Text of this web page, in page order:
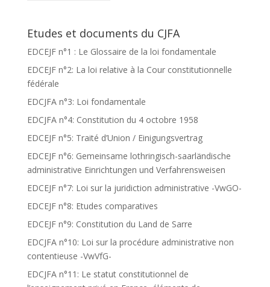
Etudes et documents du CJFA
EDCEJF n°1 : Le Glossaire de la loi fondamentale
EDCEJF n°2: La loi relative à la Cour constitutionnelle
fédérale
EDCJFA n°3: Loi fondamentale
EDCJFA n°4: Constitution du 4 octobre 1958
EDCEJF n°5: Traité d’Union / Einigungsvertrag
EDCEJF n°6: Gemeinsame lothringisch-saarländische
administrative Einrichtungen und Verfahrensweisen
EDCEJF n°7: Loi sur la juridiction administrative -VwGO-
EDCEJF n°8: Etudes comparatives
EDCEJF n°9: Constitution du Land de Sarre
EDCJFA n°10: Loi sur la procédure administrative non
contentieuse -VwVfG-
EDCJFA n°11: Le statut constitutionnel de